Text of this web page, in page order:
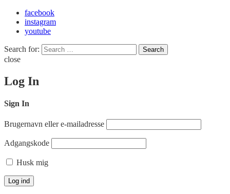
facebook
instagram
youtube
Search for: Search
close
Log In
Sign In
Brugernavn eller e-mailadresse
Adgangskode
Husk mig